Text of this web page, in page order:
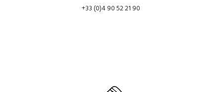
+33 (0)4 90 52 21 90